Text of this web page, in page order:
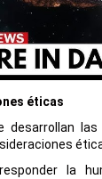
éticas
desarrollan
la